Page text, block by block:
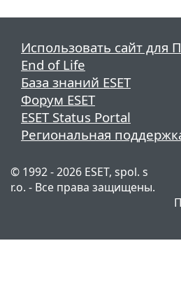
Использовать сайт для
End of Life
База знаний ESET
Форум ESET
ESET Status Portal
Региональная
© 1992 - 2026 ESET, spol. s
r.o. - Все права защищены.